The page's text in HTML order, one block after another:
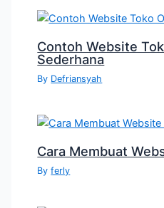
Contoh Website
Sederhana
By Defriansyah
Cara Membuat
Byferly